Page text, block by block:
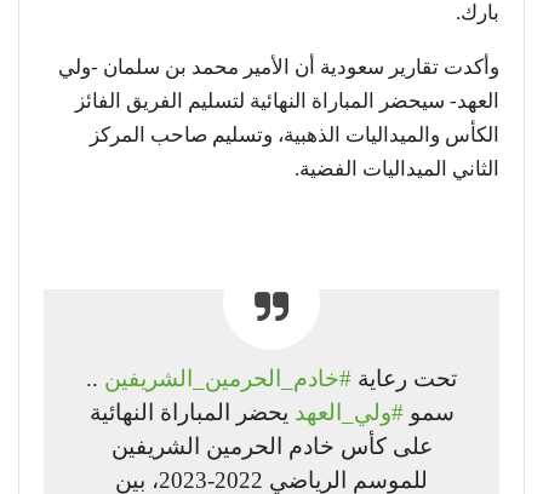
بارك.
وأكدت تقارير سعودية أن الأمير محمد بن سلمان -ولي
العهد- سيحضر المباراة النهائية لتسليم الفريق الفائز
الكأس والميداليات الذهبية، وتسليم صاحب المركز
الثاني الميداليات الفضية.
تحت رعاية #خادم_الحرمين_الشريفين ..
سمو#ولي_العهد يحضر المباراة النهائية
على كأس خادم الحرمين الشريفين
للموسم الرياضي 2022-2023، بين